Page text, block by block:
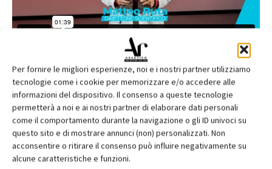
Per fornire le migliori esperienze, noi e i nostri partner utilizziamo
tecnologie come i cookie per memorizzare e/o accedere alle
informazioni del dispositivo. Il consenso a queste tecnologie
permetterà a noi e ai nostri partner di elaborare dati personali
come il comportamento durante la navigazione o gli ID univoci su
questo sito e di mostrare annunci (non) personalizzati. Non
acconsentire o ritirare il consenso può influire negativamente su
alcune caratteristiche e funzioni.